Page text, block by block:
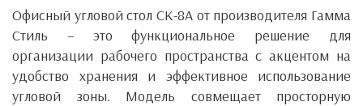
Офисный угловой стол СК-8А от производителя Гамма
Стиль – это функциональное решение для
организации рабочего пространства с акцентом на
удобство хранения и эффективное использование
угловой зоны. Модель совмещает просторную